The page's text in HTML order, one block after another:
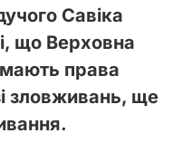
Савіка
що Верховна
права
зловживань, ще